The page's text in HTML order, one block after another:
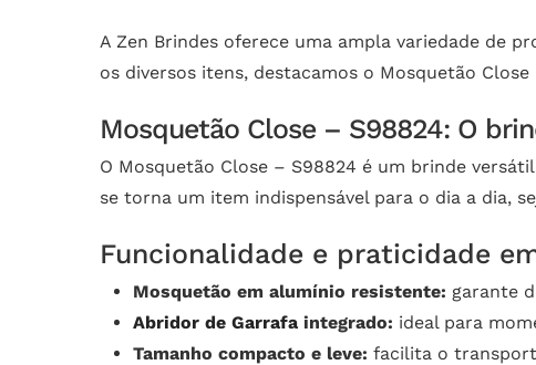
A Zen Brindes oferece uma ampla variedade de
os diversos itens, destacamos o Mosquetão
Mosquetão Close – S98824: O
O Mosquetão Close – S98824 é um brinde
se torna um item indispensável para o dia a dia,
Funcionalidade e praticidade
Mosquetão em alumínio resistente: garante
Abridor de Garrafa integrado: ideal para
Tamanho compacto e leve: facilita o